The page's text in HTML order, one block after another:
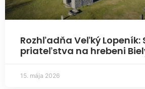
Rozhľadňa Veľký Lopeník:
priateľstva na hrebeni
15. mája 2026